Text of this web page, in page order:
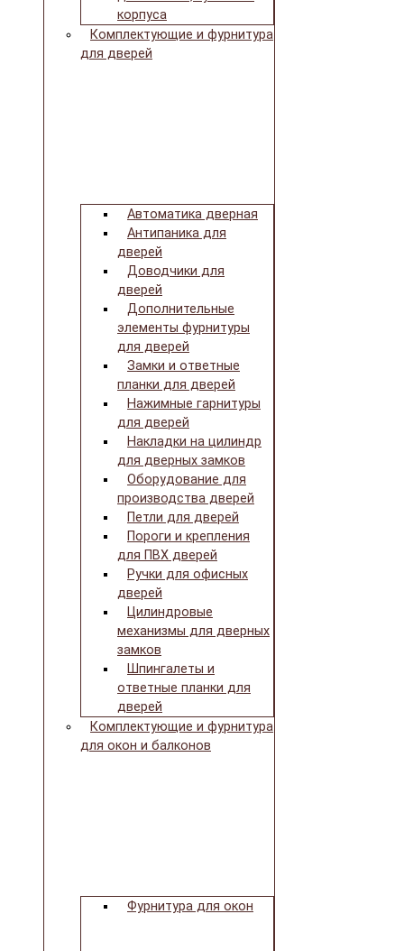
корпуса
Комплектующие и фурнитура
для дверей
Автоматика дверная
Антипаника для
дверей
Доводчики для
дверей
Дополнительные
элементы фурнитуры
для дверей
Замки и ответные
планки для дверей
Нажимные гарнитуры
для дверей
Накладки на цилиндр
для дверных замков
Оборудование для
производства дверей
Петли для дверей
Пороги и крепления
для ПВХ дверей
Ручки для офисных
дверей
Цилиндровые
механизмы для дверных
замков
Шпингалеты и
ответные планки для
дверей
Комплектующие и фурнитура
для окон и балконов
Фурнитура для окон